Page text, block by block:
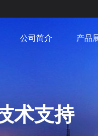
公司简介 产品
术支持